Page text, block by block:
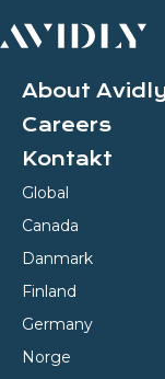
About
Careers
Kontakt
Global
Canada
Danmark
Finland
Germany
Norge